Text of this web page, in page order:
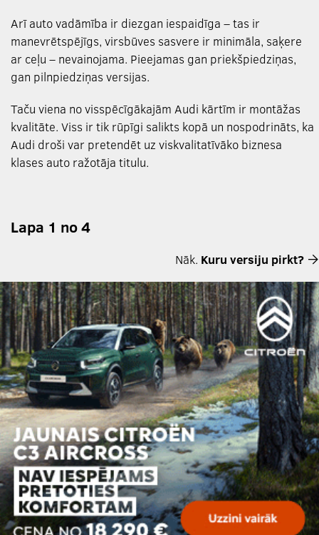
Arī auto vadāmība ir diezgan iespaidīga – tas ir
manevrētspējīgs, virsbūves sasvere ir minimāla, saķere
ar ceļu – nevainojama. Pieejamas gan priekšpiedziņas,
gan pilnpiedziņas versijas.
Taču viena no visspēcīgākajām Audi kārtīm ir montāžas
kvalitāte. Viss ir tik rūpīgi salikts kopā un nospodrināts, ka
Audi droši var pretendēt uz viskvalitatīvāko biznesa
klases auto ražotāja titulu.
Lapa 1 no 4
Nāk. Kuru versiju pirkt?